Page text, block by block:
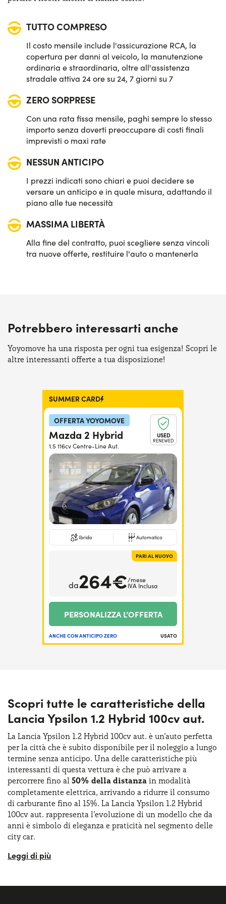
Sensori di parcheggio posteriori
Sensori pioggia
Sistema di avviso e mantenimento della corsia
Sistema di frenata d'emergenza attiva
TUTTO COMPRESO
Il costo mensile include l'assicurazione RCA, la
copertura per danni al veicolo, la manutenzione
ordinaria e straordinaria, oltre all'assistenza
stradale attiva 24 ore su 24, 7 giorni su 7
ZERO SORPRESE
Con una rata fissa mensile, paghi sempre lo stesso
importo senza doverti preoccupare di costi finali
imprevisti o maxi rate
NESSUN ANTICIPO
I prezzi indicati sono chiari e puoi decidere se
versare un anticipo e in quale misura, adattando il
piano alle tue necessità
MASSIMA LIBERTÀ
Alla fine del contratto, puoi scegliere senza vincoli
tra nuove offerte, restituire l'auto o mantenerla
Potrebbero interessarti anche
Yoyomove ha una risposta per ogni tua esigenza! Scopri le
altre interessanti offerte a tua disposizione!
SUMMER CARD
OFFERTA YOYOMOVE
USED
RENEWED
Mazda 2 Hybrid
1.5 116cv Centre-Line Aut.
Ibrido Automatico
PARI AL NUOVO
da264€/mese
IVA Inclusa
PERSONALIZZA L’OFFERTA
ANCHE CON ANTICIPO ZERO USATO
Scopri tutte le caratteristiche della
Lancia Ypsilon 1.2 Hybrid 100cv aut.
La Lancia Ypsilon 1.2 Hybrid 100cv aut. è un’auto perfetta
per la città che è subito disponibile per il noleggio a lungo
termine senza anticipo. Una delle caratteristiche più
interessanti di questa vettura è che può arrivare a
percorrere fino al 50% della distanza in modalità
completamente elettrica, arrivando a ridurre il consumo
di carburante fino al 15%. La Lancia Ypsilon 1.2 Hybrid
100cv aut. rappresenta l’evoluzione di un modello che da
anni è simbolo di eleganza e praticità nel segmento delle
city car.
L’introduzione della tecnologia ibrida permette a queste